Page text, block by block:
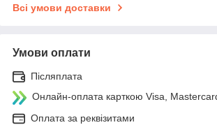
Всі умови доставки
Умови оплати
Післяплата
Онлайн-оплата карткою Visa,
Оплата за реквізитами